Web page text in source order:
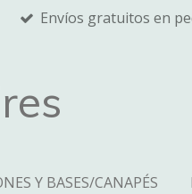
Envíos gratuitos en
Y BASES/CANAPÉS